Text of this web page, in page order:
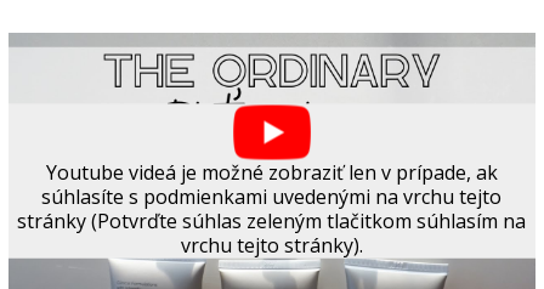
Youtube videá je možné zobraziť len v prípade, ak
súhlasíte s podmienkami uvedenými na vrchu tejto
stránky (Potvrďte súhlas zeleným tlačitkom súhlasím na
vrchu tejto stránky).